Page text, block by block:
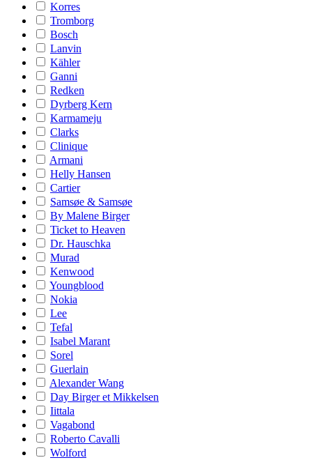
Korres
Tromborg
Bosch
Lanvin
Kähler
Ganni
Redken
Dyrberg Kern
Karmameju
Clarks
Clinique
Armani
Helly Hansen
Cartier
Samsøe & Samsøe
By Malene Birger
Ticket to Heaven
Dr. Hauschka
Murad
Kenwood
Youngblood
Nokia
Lee
Tefal
Isabel Marant
Sorel
Guerlain
Alexander Wang
Day Birger et Mikkelsen
Iittala
Vagabond
Roberto Cavalli
Wolford